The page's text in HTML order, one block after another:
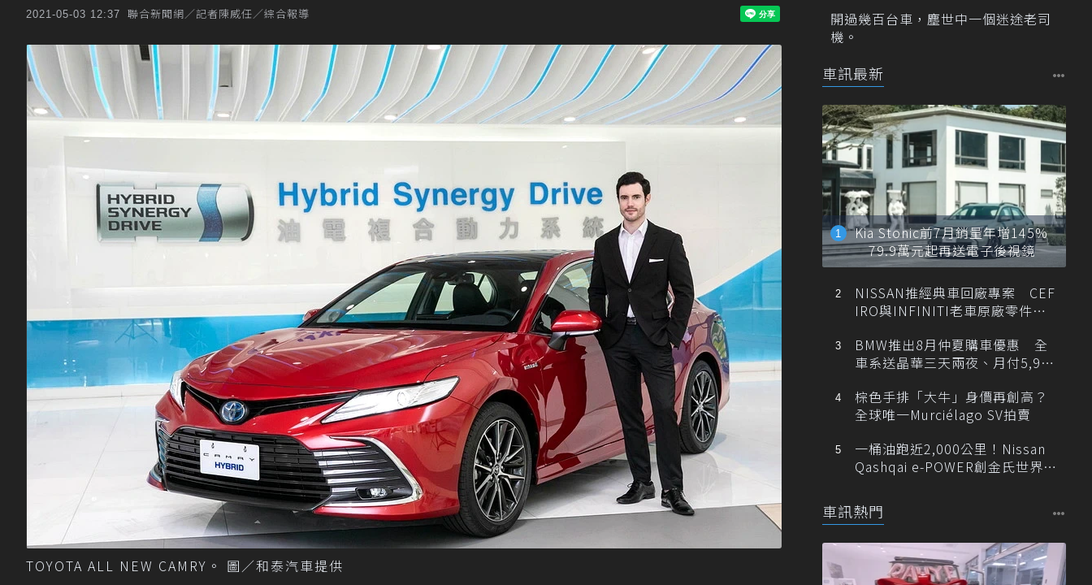
2021-05-03 12:37 聯合新聞網／記者陳威任／綜合報導
TOYOTA ALL NEW CAMRY。 圖／和泰汽車提供
開過幾百台車，塵世中一個迷途老司
機。
車訊最新
Kia Stonic前7月銷量年增145%
79.9萬元起再送電子後視鏡
NISSAN推經典車回廠專案 CEF
IRO與INFINITI老車原廠零件最
BMW推出8月仲夏購車優惠 全
車系送晶華三天兩夜、月付5,900
棕色手排「大牛」身價再創高？
全球唯一Murciélago SV拍賣
一桶油跑近2,000公里！Nissan
Qashqai e-POWER創金氏世界紀
車訊熱門